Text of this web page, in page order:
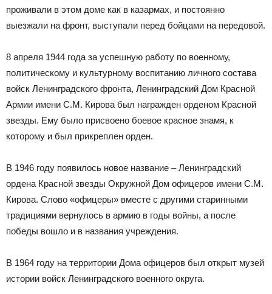
проживали в этом доме как в казармах, и постоянно
выезжали на фронт, выступали перед бойцами на передовой.
8 апреля 1944 года за успешную работу по военному,
политическому и культурному воспитанию личного состава
войск Ленинградского фронта, Ленинградский Дом Красной
Армии имени С.М. Кирова был награжден орденом Красной
звезды. Ему было присвоено боевое красное знамя, к
которому и был прикреплен орден.
В 1946 году появилось новое название – Ленинградский
ордена Красной звезды Окружной Дом офицеров имени С.М.
Кирова. Слово «офицеры» вместе с другими старинными
традициями вернулось в армию в годы войны, а после
победы вошло и в названия учреждения.
В 1964 году на территории Дома офицеров был открыт музей
истории войск Ленинградского военного округа.